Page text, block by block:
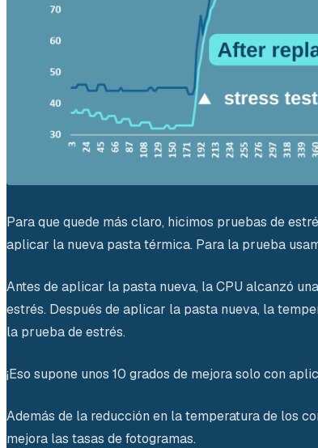
Para que quede más claro, hicimos pruebas de
aplicar la nueva pasta térmica. Para la prueba
Antes de aplicar la pasta nueva, la CPU alcanzó
estrés. Después de aplicar la pasta nueva, la
la prueba de estrés.
¡Eso supone unos 10 grados de mejora solo con
Además de la reducción en la temperatura de los
mejora las tasas de fotogramas.